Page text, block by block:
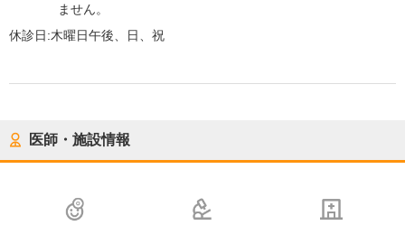
ません。
休診日:木曜日午後、日、祝
医師・施設情報